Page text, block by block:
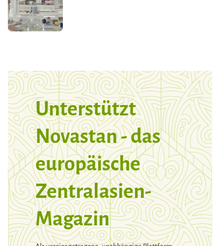
Unterstützt
Novastan - das
europäische
Zentralasien-
Magazin